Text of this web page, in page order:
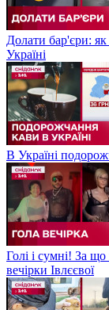
Долати бар'єри:
Україні
В Україні
Голі і сумні! За що
вечірки Івлєєвої